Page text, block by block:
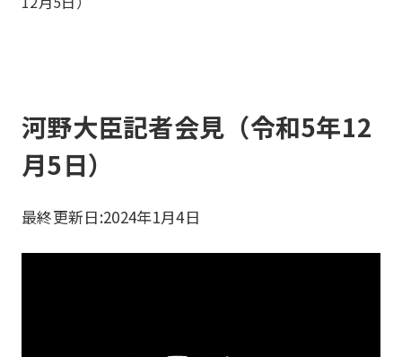
河野大臣記者会見（令和5年12
月5日）
最終更新日:2024年1月4日